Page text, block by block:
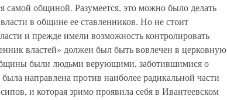
самой общиной. Разумеется, это можно было делать
в общине ее ставленников. Но не стоит
и прежде имели возможность контролировать
властей» должен был быть вовлечен в церковную
были людьми верующими, заботившимися о
направлена против наиболее радикальной части
и которая зримо проявила себя в Ивантеевском